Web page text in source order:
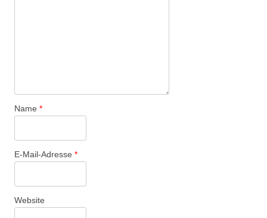
Name *
E-Mail-Adresse *
Website